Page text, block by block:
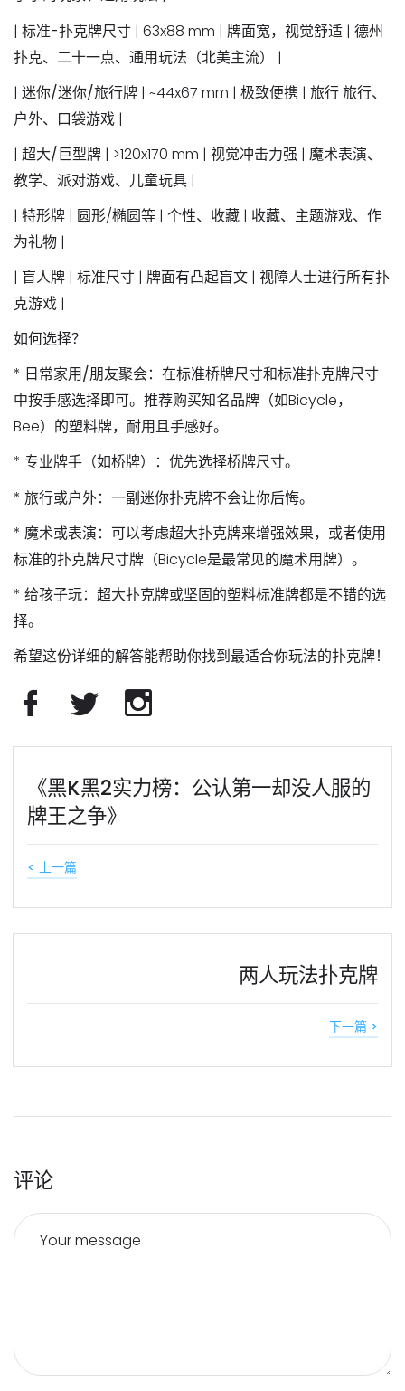
| 标准-扑克牌尺寸 | 63x88 mm | 牌面宽，视觉舒适 | 德州
扑克、二十一点、通用玩法（北美主流） |
| 迷你/迷你/旅行牌 | ~44x67 mm | 极致便携 | 旅行 旅行、
户外、口袋游戏 |
| 超大/巨型牌 | >120x170 mm | 视觉冲击力强 | 魔术表演、
教学、派对游戏、儿童玩具 |
| 特形牌 | 圆形/椭圆等 | 个性、收藏 | 收藏、主题游戏、作
为礼物 |
| 盲人牌 | 标准尺寸 | 牌面有凸起盲文 | 视障人士进行所有扑
克游戏 |
如何选择？
* 日常家用/朋友聚会：在标准桥牌尺寸和标准扑克牌尺寸
中按手感选择即可。推荐购买知名品牌（如Bicycle，
Bee）的塑料牌，耐用且手感好。
* 专业牌手（如桥牌） ：优先选择桥牌尺寸。
* 旅行或户外：一副迷你扑克牌不会让你后悔。
* 魔术或表演：可以考虑超大扑克牌来增强效果，或者使用
标准的扑克牌尺寸牌（Bicycle是最常见的魔术用牌）。
* 给孩子玩： 超大扑克牌或坚固的塑料标准牌都是不错的选
择。
希望这份详细的解答能帮助你找到最适合你玩法的扑克牌！
《黑K黑2实力榜：公认第一却没人服的
牌王之争》
< 上一篇
两人玩法扑克牌
下一篇 >
评论
Your message